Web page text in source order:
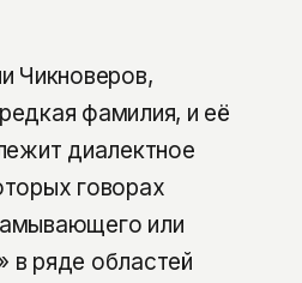
Чикноверов,
фамилия, и её
диалектное
говорах
или
в ряде областей